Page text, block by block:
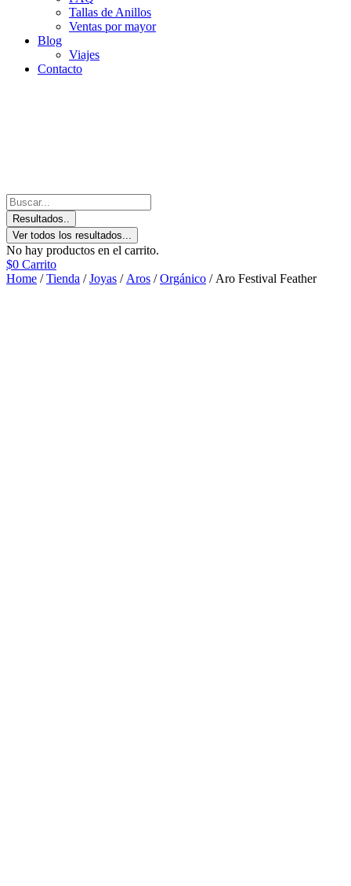
Tallas de Anillos
Ventas por mayor
Blog
Viajes
Contacto
Resultados..
Ver todos los resultados...
No hay productos en el carrito.
$0 Carrito
Home /Tienda /Joyas / Aros /Orgánico / Aro Festival Feather